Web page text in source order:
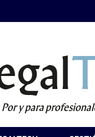
Por y para